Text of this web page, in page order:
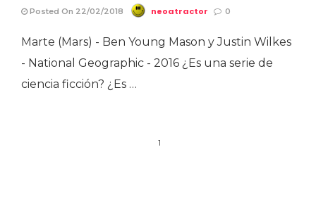
Posted On 22/02/2018 neoatractor 0
Marte (Mars) - Ben Young Mason y Justin Wilkes
- National Geographic - 2016 ¿Es una serie de
ciencia ficción? ¿Es …
1